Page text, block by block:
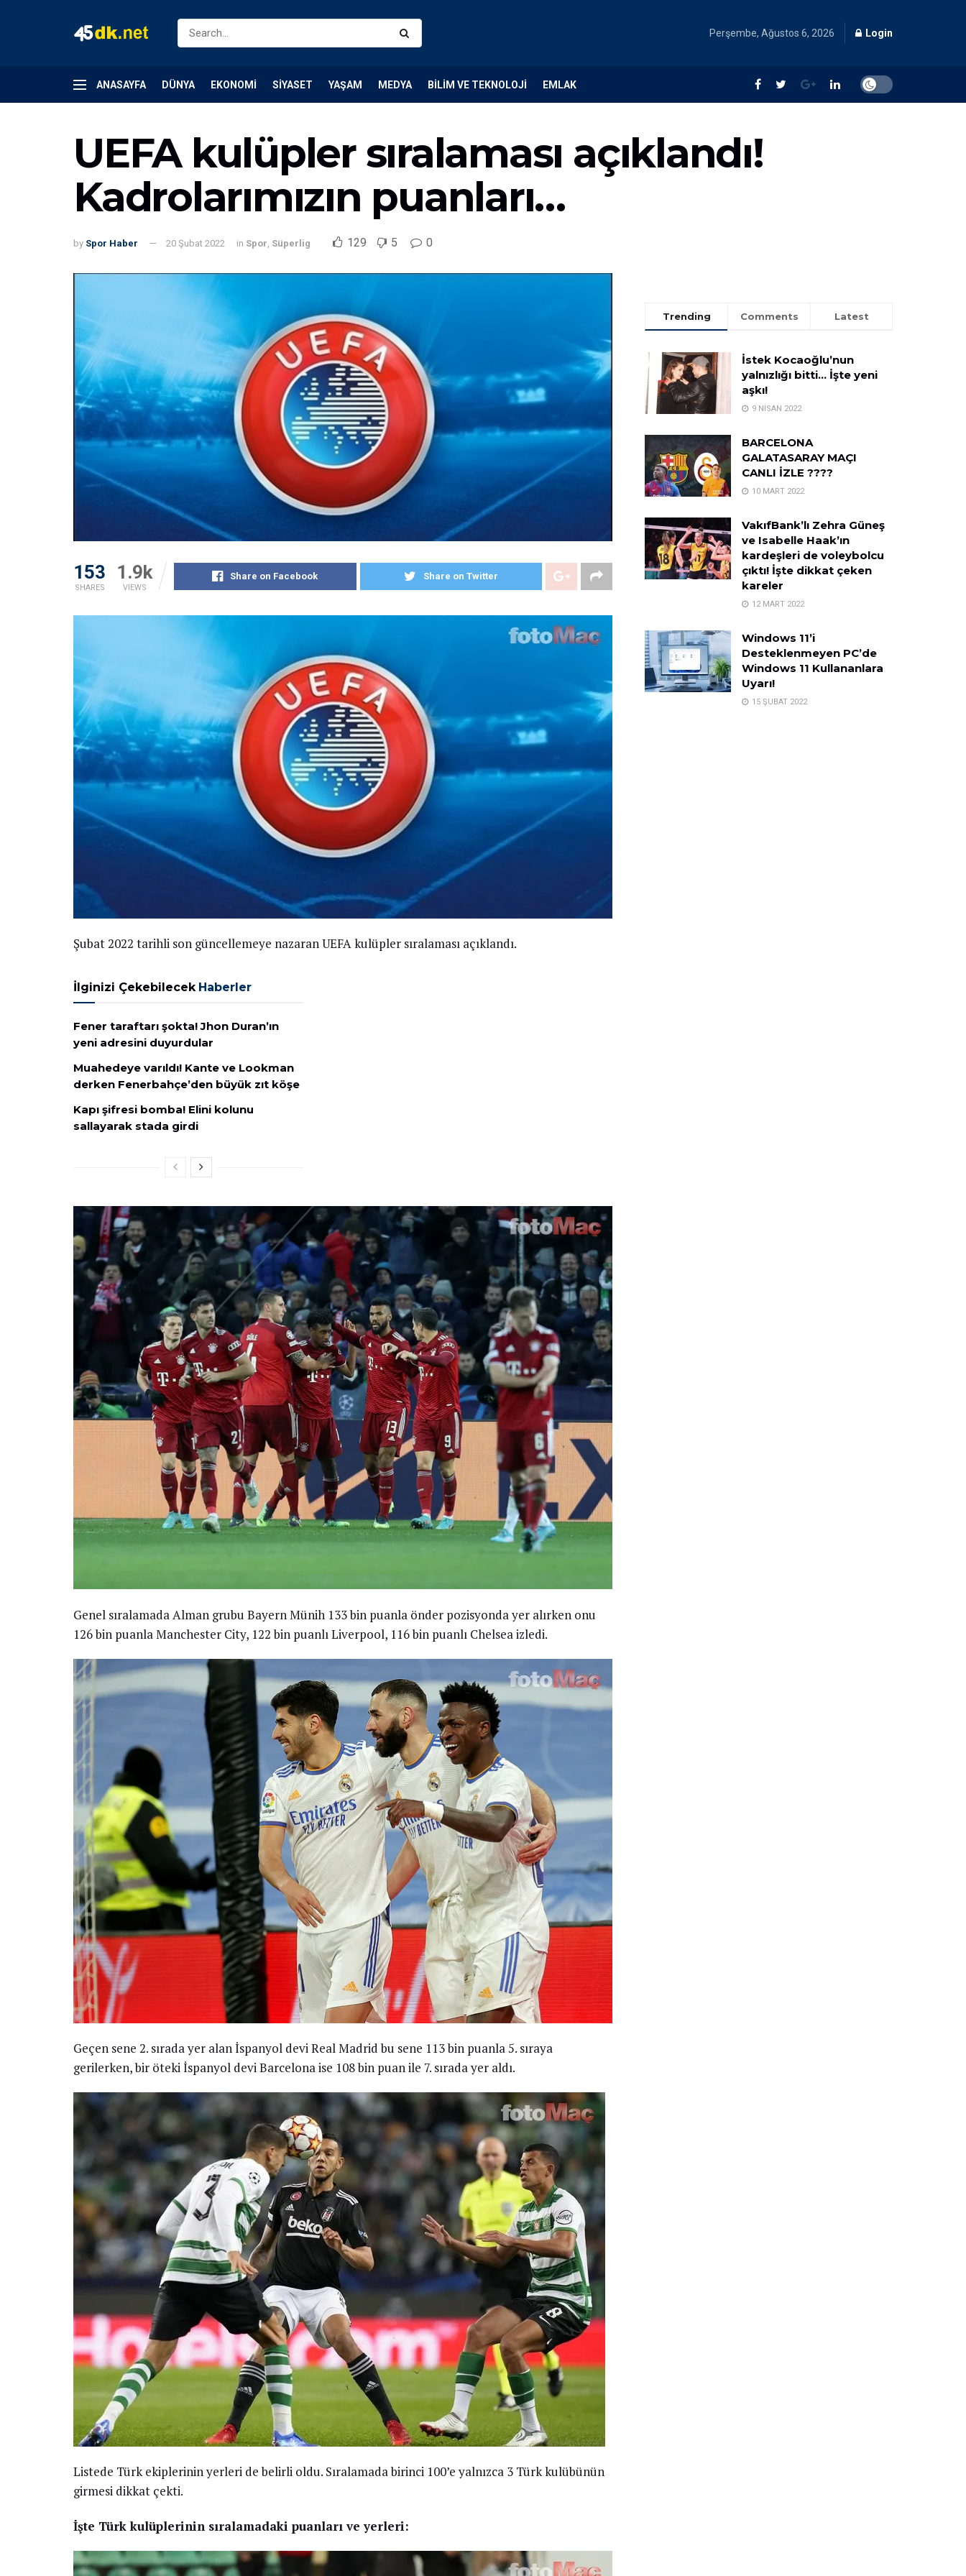
Perşembe, Ağustos 6, 2026 Login
ANASAYFA DÜNYA EKONOMI SIYASET YAŞAM MEDYA BILIM VE TEKNOLOJI EMLAK
UEFA kulüpler sıralaması açıklandı!
Kadrolarımızın puanları…
by Spor Haber 20 Şubat 2022 in Spor, Süperlig 129 5 0
153
SHARES
1.9k
VIEWS
Share on Facebook Share on Twitter
Şubat 2022 tarihli son güncellemeye nazaran UEFA kulüpler sıralaması açıklandı.
İlginizi Çekebilecek Haberler
Fener taraftarı şokta! Jhon Duran’ın
yeni adresini duyurdular
Muahedeye varıldı! Kante ve Lookman
derken Fenerbahçe’den büyük zıt köşe
Kapı şifresi bomba! Elini kolunu
sallayarak stada girdi
Genel sıralamada Alman grubu Bayern Münih 133 bin puanla önder pozisyonda yer alırken onu
126 bin puanla Manchester City, 122 bin puanlı Liverpool, 116 bin puanlı Chelsea izledi.
Geçen sene 2. sırada yer alan İspanyol devi Real Madrid bu sene 113 bin puanla 5. sıraya
gerilerken, bir öteki İspanyol devi Barcelona ise 108 bin puan ile 7. sırada yer aldı.
Listede Türk ekiplerinin yerleri de belirli oldu. Sıralamada birinci 100’e yalnızca 3 Türk kulübünün
girmesi dikkat çekti.
İşte Türk kulüplerinin sıralamadaki puanları ve yerleri:
Trending Comments Latest
İstek Kocaoğlu’nun
yalnızlığı bitti… İşte yeni
aşkı!
9 NISAN 2022
BARCELONA
GALATASARAY MAÇI
CANLI İZLE ????
10 MART 2022
VakıfBank’lı Zehra Güneş
ve Isabelle Haak’ın
kardeşleri de voleybolcu
çıktı! İşte dikkat çeken
kareler
12 MART 2022
Windows 11’i
Desteklenmeyen PC’de
Windows 11 Kullananlara
Uyarı!
15 ŞUBAT 2022